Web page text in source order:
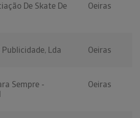
De Skate De
Oeiras
Lda Oeiras
Sempre -
Oeiras